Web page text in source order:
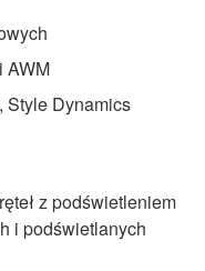
AWM
Style Dynamics
z podświetleniem
i podświetlanych